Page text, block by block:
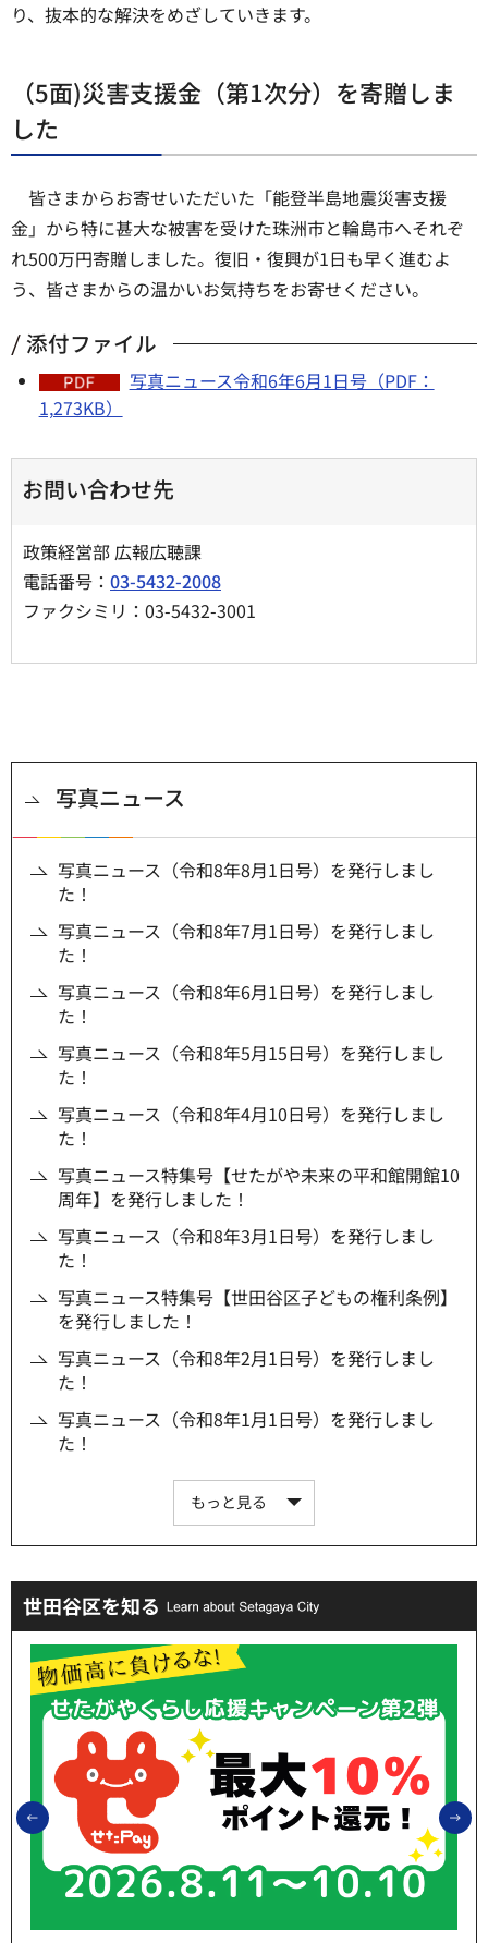
り、抜本的な解決をめざしていきます。
（5面)災害支援金（第1次分）を寄贈しま
した
皆さまからお寄せいただいた「能登半島地震災害支援
金」から特に甚大な被害を受けた珠洲市と輪島市へそれぞ
れ500万円寄贈しました。復旧・復興が1日も早く進むよ
う、皆さまからの温かいお気持ちをお寄せください。
添付ファイル
写真ニュース令和6年6月1日号（PDF：
1,273KB）
お問い合わせ先
政策経営部 広報広聴課
電話番号： 03-5432-2008
ファクシミリ：03-5432-3001
写真ニュース
写真ニュース（令和8年8月1日号）を発行しまし
た！
写真ニュース（令和8年7月1日号）を発行しまし
た！
写真ニュース（令和8年6月1日号）を発行しまし
た！
写真ニュース（令和8年5月15日号）を発行しまし
た！
写真ニュース（令和8年4月10日号）を発行しまし
た！
写真ニュース特集号【せたがや未来の平和館開館10
周年】を発行しました！
写真ニュース（令和8年3月1日号）を発行しまし
た！
写真ニュース特集号【世田谷区子どもの権利条例】
を発行しました！
写真ニュース（令和8年2月1日号）を発行しまし
た！
写真ニュース（令和8年1月1日号）を発行しまし
た！
もっと見る
世田谷区を知る
前のスライドを表示